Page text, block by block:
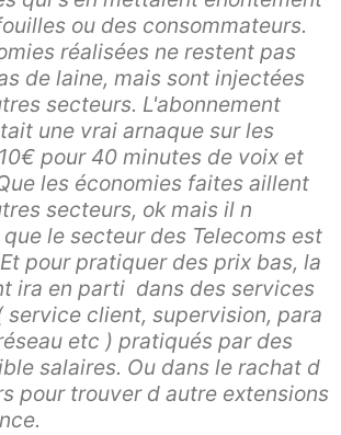
ou des consommateurs.
réalisées ne restent pas
de laine, mais sont injectées
secteurs. L'abonnement
une vrai arnaque sur les
pour 40 minutes de voix et
les économies faites aillent
secteurs, ok mais il n
le secteur des Telecoms est
pour pratiquer des prix bas, la
ira en parti dans des services
service client, supervision, para
etc ) pratiqués par des
salaires. Ou dans le rachat d
pour trouver d autre extensions